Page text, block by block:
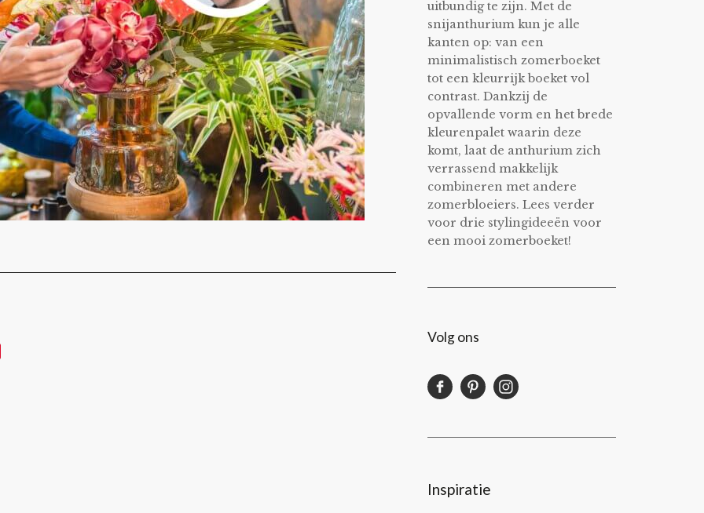
uitbundig te zijn. Met de
snijanthurium kun je alle
kanten op: van een
minimalistisch zomerboeket
tot een kleurrijk boeket vol
contrast. Dankzij de
opvallende vorm en het brede
kleurenpalet waarin deze
komt, laat de anthurium zich
verrassend makkelijk
combineren met andere
zomerbloeiers. Lees verder
voor drie stylingideeën voor
een mooi zomerboeket!
Volg ons
Inspiratie